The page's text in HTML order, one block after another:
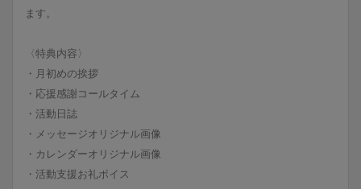
ます。
〈特典内容〉
・月初めの挨拶
・応援感謝コールタイム
・活動日誌
・メッセージオリジナル画像
・カレンダーオリジナル画像
・活動支援お礼ボイス